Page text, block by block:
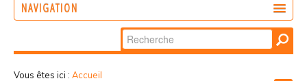
NAVIGATION
Chercher par
Recherche
Vous êtes ici : Accueil